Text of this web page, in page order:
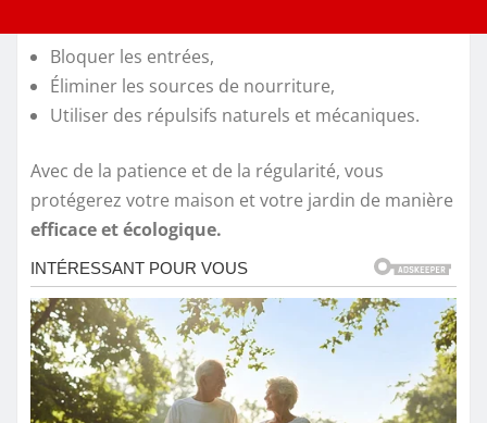
Bloquer les entrées,
Éliminer les sources de nourriture,
Utiliser des répulsifs naturels et mécaniques.
Avec de la patience et de la régularité, vous
protégerez votre maison et votre jardin de manière
efficace et écologique.